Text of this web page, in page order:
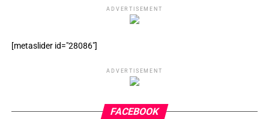
ADVERTISEMENT
[metaslider id="28086"]
ADVERTISEMENT
FACEBOOK